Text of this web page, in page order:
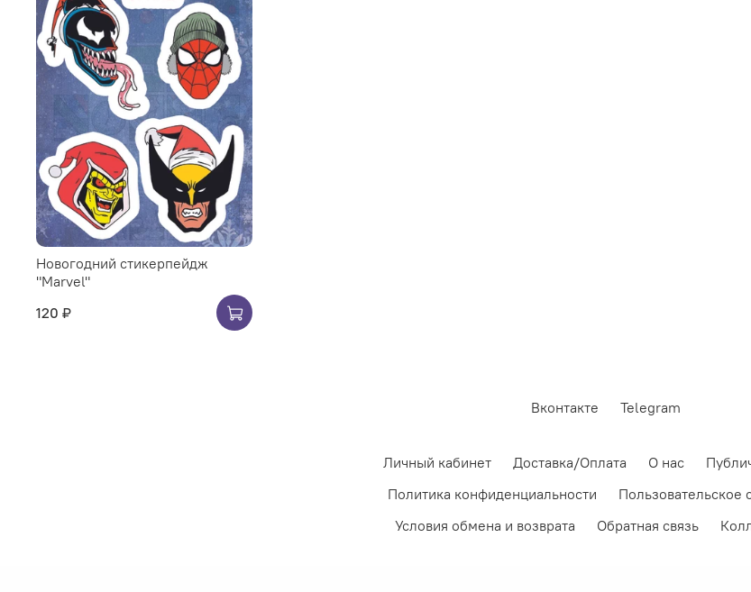
Новогодний стикерпейдж
"Marvel"
120 ₽
Вконтакте Telegram
Личный кабинет Доставка/Оплата О нас
Политика конфиденциальности
Пользовательское
Условия обмена и возврата
Обратная связь